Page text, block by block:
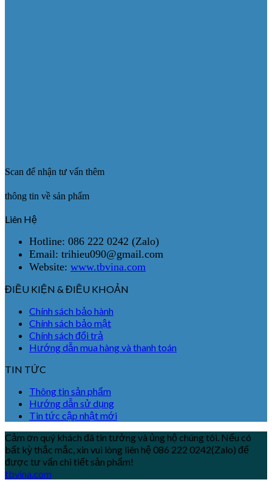
Scan để nhận tư vấn thêm
thông tin về sản phẩm
Liên Hệ
Hotline: 086 222 0242 (Zalo)
Email: trihieu090@gmail.com
Website: www.tbvina.com
ĐIỀU KIỆN & ĐIỀU KHOẢN
Chính sách bảo hành
Chính sách bảo mật
Chính sách đổi trả
Hướng dẫn mua hàng và thanh toán
TIN TỨC
Thông tin sản phẩm
Hướng dẫn sử dụng
Tin tức cập nhật mới
Cảm ơn quý khách đã tin tưởng và ủng hộ chúng tôi. Nếu có
bất kỳ thắc mắc, xin vui lòng liên hệ 086 222 0242(Zalo) để
được tư vấn chi tiết sản phẩm!
tbvina.com